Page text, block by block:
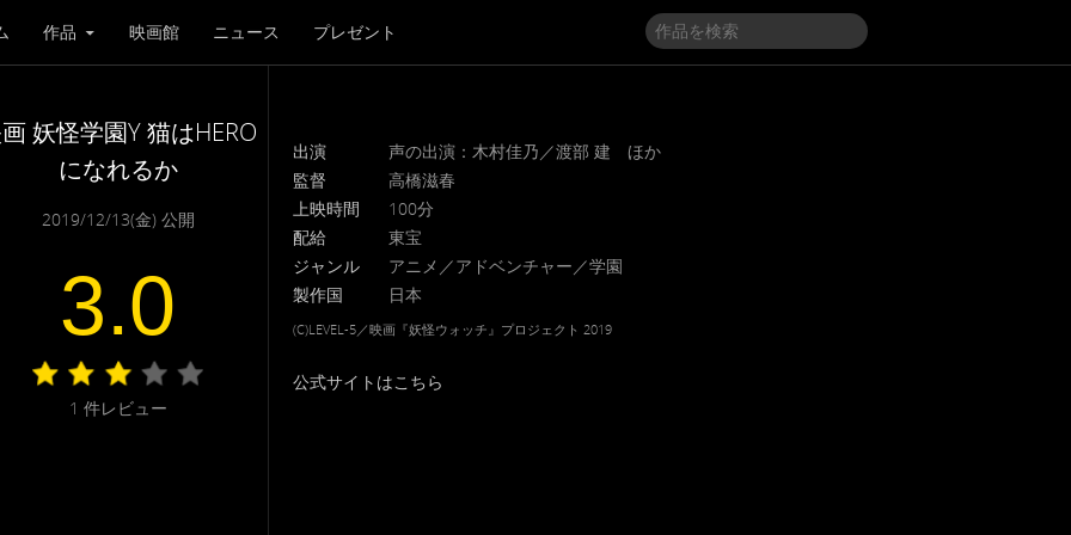
作品 映画館 ニュース プレゼント
妖怪学園Y 猫はHERO
になれるか
2019/12/13(金) 公開
3.0
1 件レビュー
出演
声の出演：木村佳乃／渡部 建 ほか
監督
高橋滋春
上映時間
100分
配給
東宝
ジャンル
アニメ／アドベンチャー／学園
製作国
日本
(C)LEVEL-5／映画『妖怪ウォッチ』プロジェクト 2019
公式サイトはこちら